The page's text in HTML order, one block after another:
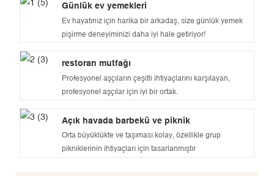
Günlük ev yemekleri
Ev hayatınız için harika bir arkadaş, size günlük yemek
pişirme deneyiminizi daha iyi hale getiriyor!
restoran mutfağı
Profesyonel aşçıların çeşitli ihtiyaçlarını karşılayan,
profesyonel aşçılar için iyi bir ortak.
Açık havada barbekü ve piknik
Orta büyüklükte ve taşıması kolay, özellikle grup
pikniklerinin ihtiyaçları için tasarlanmıştır